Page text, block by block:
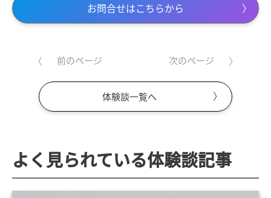
お問合せはこちらから
前のページ
体験談一覧へ
次のページ
よく見られている体験談記事